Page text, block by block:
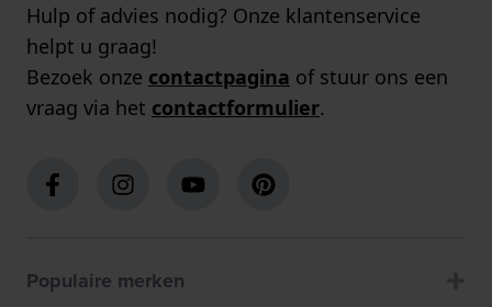
Hulp of advies nodig? Onze klantenservice
helpt u graag!
Bezoek onze contactpagina of stuur ons een
vraag via het contactformulier.
Populaire merken